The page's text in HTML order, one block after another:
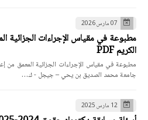
07 مارس 2026
مطبوعة في مقياس الإجراءات الجزائية
الكريم PDF
جامعة محمد الصديق بن يحي – جيجل - ك…
12 مارس 2025